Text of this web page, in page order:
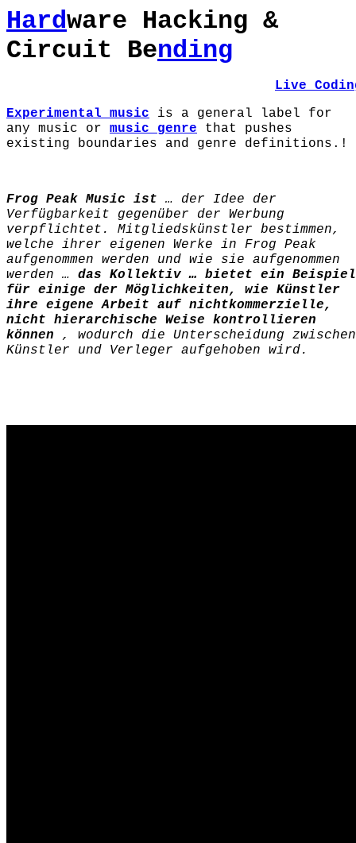
Hardware Hacking &
Circuit Bending
Live
Experimental music is a general label for
any music or
music genre that pushes
existing boundaries and genre definitions.!
Frog Peak Music ist … der Idee der
Verfügbarkeit gegenüber der Werbung
verpflichtet. Mitgliedskünstler bestimmen,
welche ihrer eigenen Werke in Frog Peak
aufgenommen werden und wie sie aufgenommen
werden … das Kollektiv … bietet ein Beispiel
für einige der Möglichkeiten, wie Künstler
ihre eigene Arbeit auf nichtkommerzielle,
nicht hierarchische Weise kontrollieren
können , wodurch die Unterscheidung zwischen
Künstler und Verleger aufgehoben wird.